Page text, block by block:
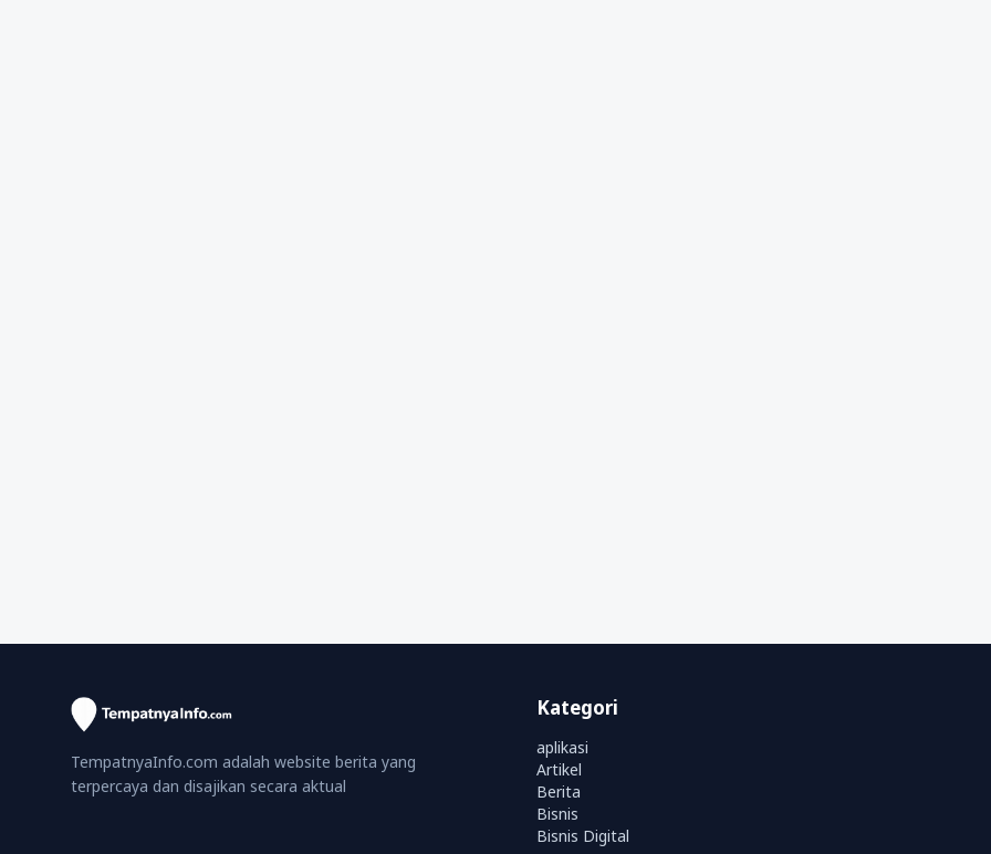
TempatnyaInfo.com adalah website berita yang
terpercaya dan disajikan secara aktual
Kategori
aplikasi
Artikel
Berita
Bisnis
Bisnis Digital